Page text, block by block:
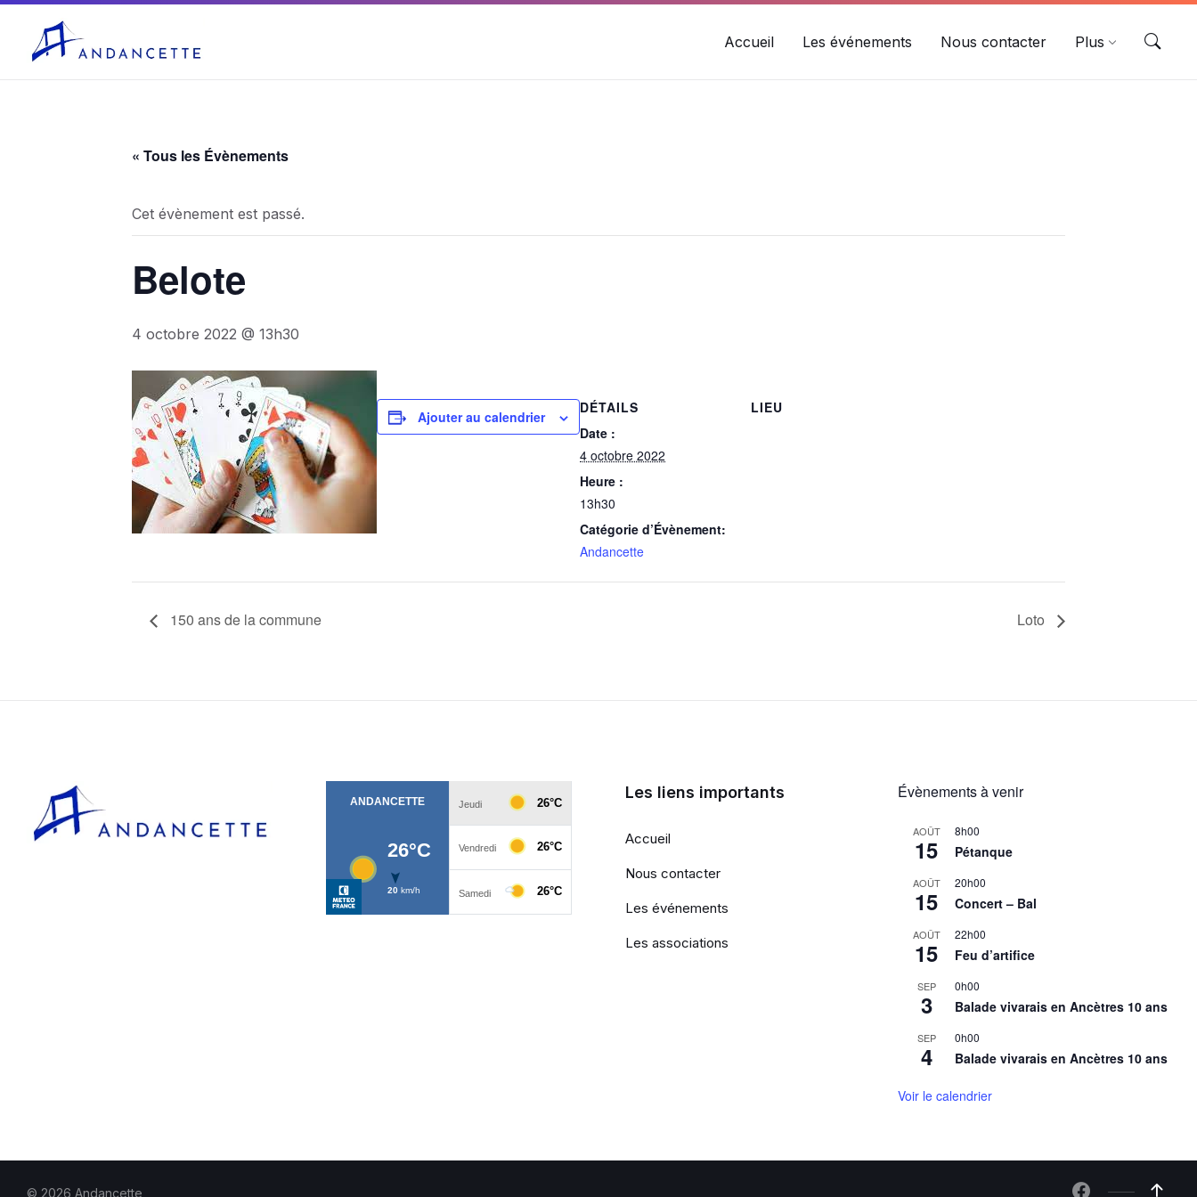
Accueil Les événements Nous contacter Plus
« Tous les Évènements
Cet évènement est passé.
Belote
4 octobre 2022 @ 13h30
Ajouter au calendrier
DÉTAILS
Date :
4 octobre 2022
Heure :
13h30
Catégorie d’Évènement:
Andancette
LIEU
150 ans de la commune Loto
Les liens importants
Accueil
Nous contacter
Les événements
Les associations
Évènements à venir
AOÛT
15
8h00
Pétanque
AOÛT
15
20h00
Concert – Bal
AOÛT
15
22h00
Feu d’artifice
SEP
3
0h00
Balade vivarais en Ancètres 10 ans
SEP
4
0h00
Balade vivarais en Ancètres 10 ans
Voir le calendrier
© 2026 Andancette